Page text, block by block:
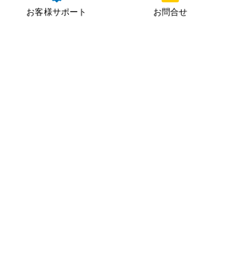
ピクセルサイズ：幅480～6000ピクセル、高
お客様サポート お問合せ